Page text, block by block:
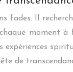
fades. Il
moment
de